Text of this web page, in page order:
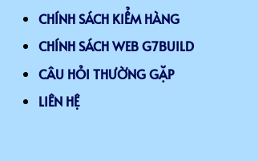
CHÍNH SÁCH KIỂM HÀNG
CHÍNH SÁCH WEB G7BUILD
CÂU HỎI THƯỜNG GẶP
LIÊN HỆ